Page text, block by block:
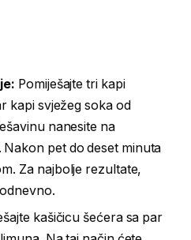
Pomiješajte tri kapi
kapi svježeg soka od
nanesite na
pet do deset minuta
Za najbolje rezultate,
kašičicu šećera sa par